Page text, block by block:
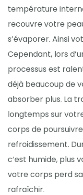
température
recouvre votre
s’évaporer. Ainsi
Cependant, lors
processus est
déjà beaucoup de
absorber plus. La
longtemps sur
corps de
refroidissement.
c’est humide, plus
votre corps perd
rafraîchir.